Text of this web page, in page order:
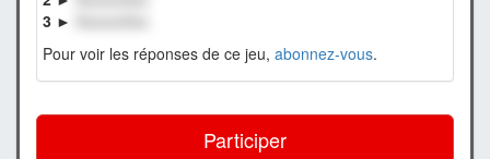
3 ►
Pour voir les réponses de ce jeu, abonnez-vous.
Participer